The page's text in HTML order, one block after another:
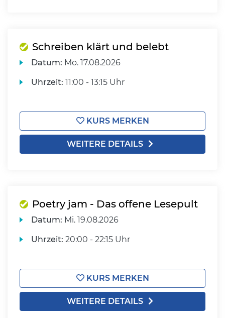
Schreiben klärt und belebt
Datum: Mo. 17.08.2026
Uhrzeit: 11:00 - 13:15 Uhr
KURS MERKEN
WEITERE DETAILS
Poetry jam - Das offene Lesepult
Datum: Mi. 19.08.2026
Uhrzeit: 20:00 - 22:15 Uhr
KURS MERKEN
WEITERE DETAILS